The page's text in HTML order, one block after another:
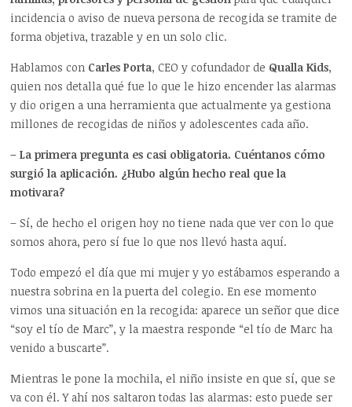
incidencia o aviso de nueva persona de recogida se tramite de
forma objetiva, trazable y en un solo clic.
Hablamos con Carles Porta, CEO y cofundador de Qualla Kids,
quien nos detalla qué fue lo que le hizo encender las alarmas
y dio origen a una herramienta que actualmente ya gestiona
millones de recogidas de niños y adolescentes cada año.
– La primera pregunta es casi obligatoria. Cuéntanos cómo
surgió la aplicación. ¿Hubo algún hecho real que la
motivara?
– Sí, de hecho el origen hoy no tiene nada que ver con lo que
somos ahora, pero sí fue lo que nos llevó hasta aquí.
Todo empezó el día que mi mujer y yo estábamos esperando a
nuestra sobrina en la puerta del colegio. En ese momento
vimos una situación en la recogida: aparece un señor que dice
“soy el tío de Marc”, y la maestra responde “el tío de Marc ha
venido a buscarte”.
Mientras le pone la mochila, el niño insiste en que sí, que se
va con él. Y ahí nos saltaron todas las alarmas: esto puede ser